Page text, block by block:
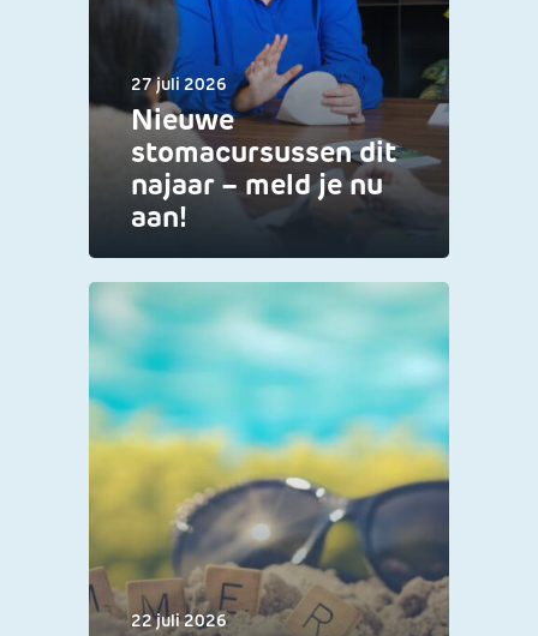
27 juli 2026
Nieuwe
stomacursussen dit
najaar – meld je nu
aan!
22 juli 2026